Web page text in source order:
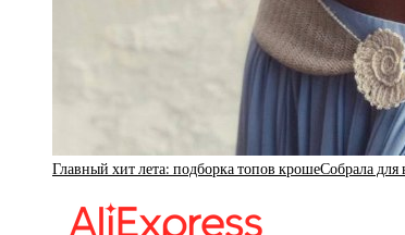
Главный хит лета: подборка топов крошеСобрала